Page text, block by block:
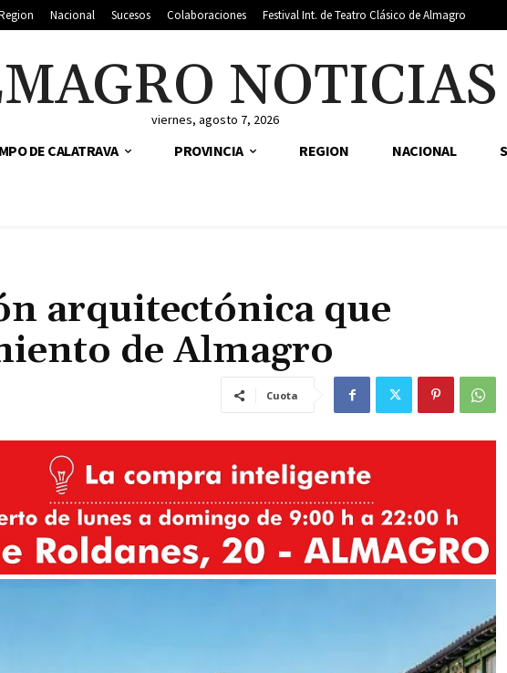
Nacional Sucesos Colaboraciones Festival Int. de Teatro Clásico de Almagro
NOTICIAS
viernes, agosto 7, 2026
DE CALATRAVA PROVINCIA REGION NACIONAL
arquitectónica que
de Almagro
Cuota